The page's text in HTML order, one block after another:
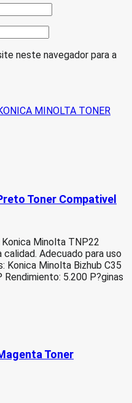
neste navegador para a
MINOLTA TONER
Toner Compativel
Minolta TNP22
Adecuado para uso
Konica Minolta Bizhub C35
5.200 P?ginas
Toner